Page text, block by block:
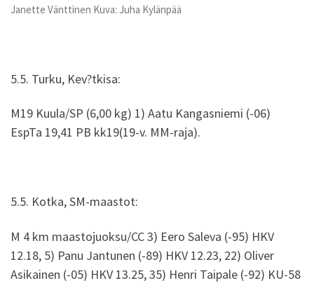
Janette Vänttinen Kuva: Juha Kylänpää
5.5. Turku, Kev?tkisa:
M19 Kuula/SP (6,00 kg) 1) Aatu Kangasniemi (-06)
EspTa 19,41 PB kk19(19-v. MM-raja).
5.5. Kotka, SM-maastot:
M 4 km maastojuoksu/CC 3) Eero Saleva (-95) HKV
12.18, 5) Panu Jantunen (-89) HKV 12.23, 22) Oliver
Asikainen (-05) HKV 13.25, 35) Henri Taipale (-92) KU-58